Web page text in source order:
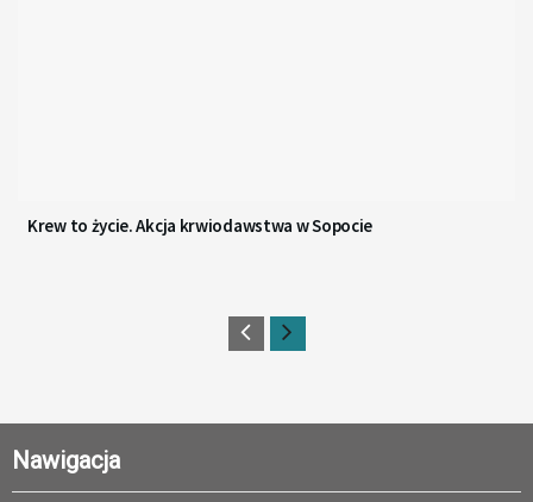
Krew to życie. Akcja krwiodawstwa w Sopocie
Nawigacja